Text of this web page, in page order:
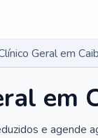
Geral em
em
e agende